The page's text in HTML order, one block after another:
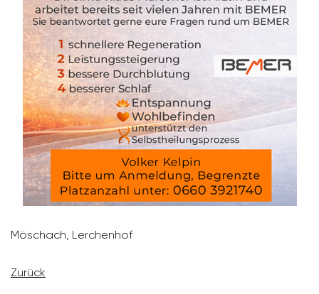
Möschach, Lerchenhof
Zurück